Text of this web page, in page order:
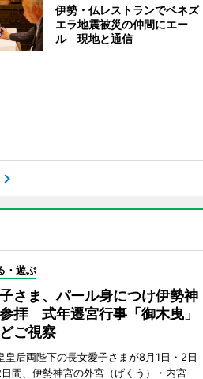
伊勢・仏レストランでベネズ
エラ地震被災の仲間にエー
ル 現地と通信
・遊ぶ
さま、パール身につけ伊勢神
拝 式年遷宮行事「御木曳」
ご視察
皇后両陛下の長女愛子さまが8月1日・2日
間、伊勢神宮の外宮（げくう）・内宮